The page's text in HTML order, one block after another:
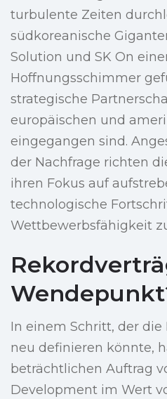
turbulente Zeiten
südkoreanische
Solution und SK On
Hoffnungsschimmer
strategische
europäischen und
eingegangen sind.
der Nachfrage richten
ihren Fokus auf
technologische
Wettbewerbsfähigkeit
In einem Schritt, der
neu definieren könnte,
beträchtlichen Auftrag
Development im Wert